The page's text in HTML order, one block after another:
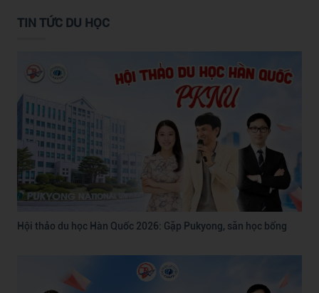
TIN TỨC DU HỌC
Hội thảo du học Hàn Quốc 2026: Gặp Pukyong, săn học bổng